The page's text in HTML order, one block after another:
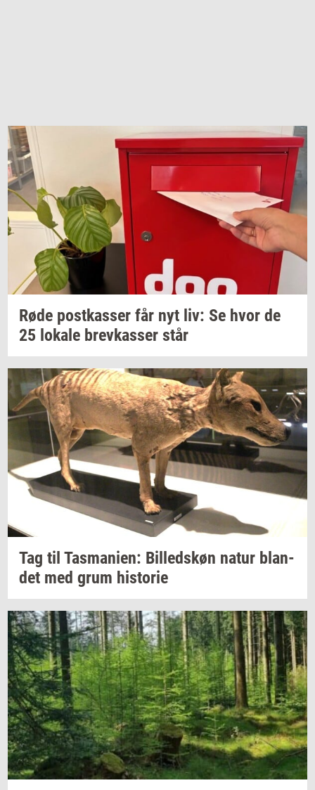
Røde po­st­kas­ser får nyt liv: Se hvor de
25 lo­ka­le brev­kas­ser står
Tag til Tas­ma­ni­en: Bil­leds­køn natur blan­
det med grum hi­sto­rie